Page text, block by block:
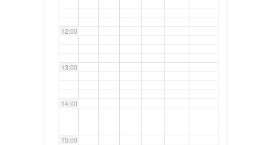
12:00
13:00
14:00
15:00